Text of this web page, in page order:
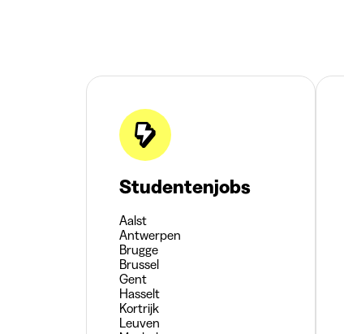
Studentenjobs
Aalst
Antwerpen
Brugge
Brussel
Gent
Hasselt
Kortrijk
Leuven